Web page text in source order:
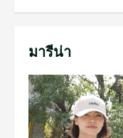
มารีน่า